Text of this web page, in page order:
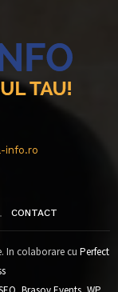
info.ro
CONTACT
In colaborare cu Perfect